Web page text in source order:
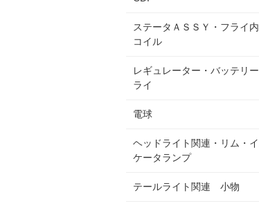
ステータＡＳＳＹ・フライ
コイル
レギュレーター・バッテリ
ライ
電球
ヘッドライト関連・リム・
ケータランプ
テールライト関連 小物